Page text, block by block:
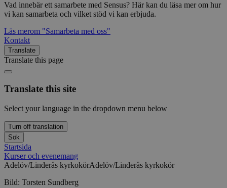
Vad innebär ett samarbete med Sensus? Här kan du läsa mer om hur
vi kan samarbeta och vilket stöd vi kan erbjuda.
Läs merom "Samarbeta med oss"
Kontakt
Translate
Translate this page
Translate this site
Select your language in the dropdown menu below
Turn off translation
Sök
Startsida
Kurser och evenemang
Adelöv/Linderås kyrkokörAdelöv/Linderås kyrkokör
Bild: Torsten Sundberg